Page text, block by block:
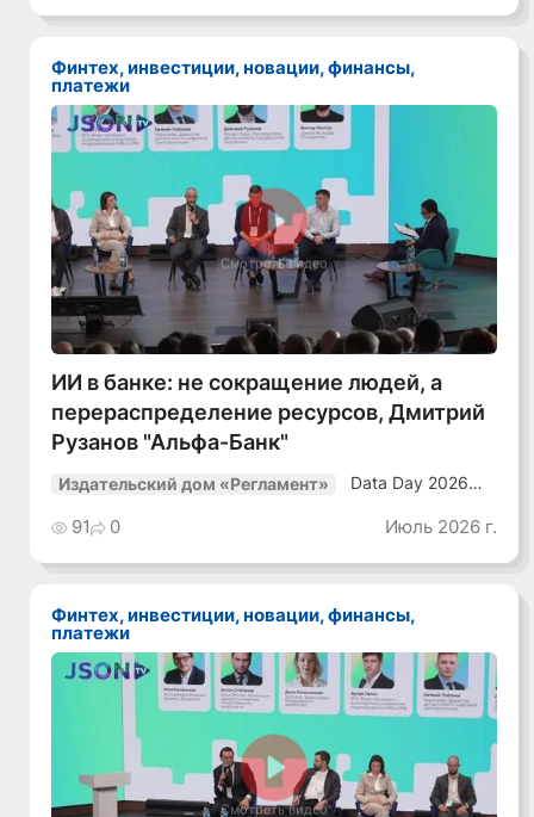
среде»
Финтех, инвестиции, новации, финансы,
платежи
Смотреть видео
ИИ в банке: не сокращение людей, а
перераспределение ресурсов, Дмитрий
Рузанов "Альфа-Банк"
Издательский дом «Регламент»
Data Day 2026
Как сохранять
уверенный курс
среде»
91 0 Июль 2026 г.
Финтех, инвестиции, новации, финансы,
платежи
Смотреть видео